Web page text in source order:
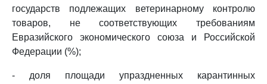
государств подлежащих ветеринарному контролю
товаров, не соответствующих требованиям
Евразийского экономического союза и Российской
Федерации (%);
- доля площади упраздненных карантинных